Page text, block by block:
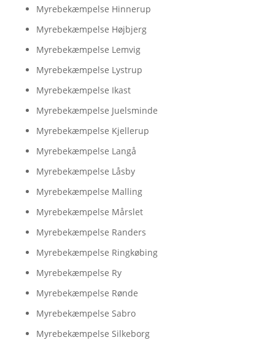
Myrebekæmpelse Hinnerup
Myrebekæmpelse Højbjerg
Myrebekæmpelse Lemvig
Myrebekæmpelse Lystrup
Myrebekæmpelse Ikast
Myrebekæmpelse Juelsminde
Myrebekæmpelse Kjellerup
Myrebekæmpelse Langå
Myrebekæmpelse Låsby
Myrebekæmpelse Malling
Myrebekæmpelse Mårslet
Myrebekæmpelse Randers
Myrebekæmpelse Ringkøbing
Myrebekæmpelse Ry
Myrebekæmpelse Rønde
Myrebekæmpelse Sabro
Myrebekæmpelse Silkeborg